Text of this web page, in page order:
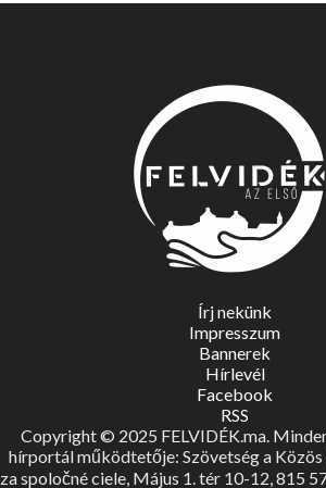
Írj nekünk
Impresszum
Bannerek
Hírlevél
Facebook
RSS
Copyright © 2025 FELVIDÉK.ma.
hírportál működtetője: Szövetség a
za spoločné ciele, Május 1. tér 10-12, 815